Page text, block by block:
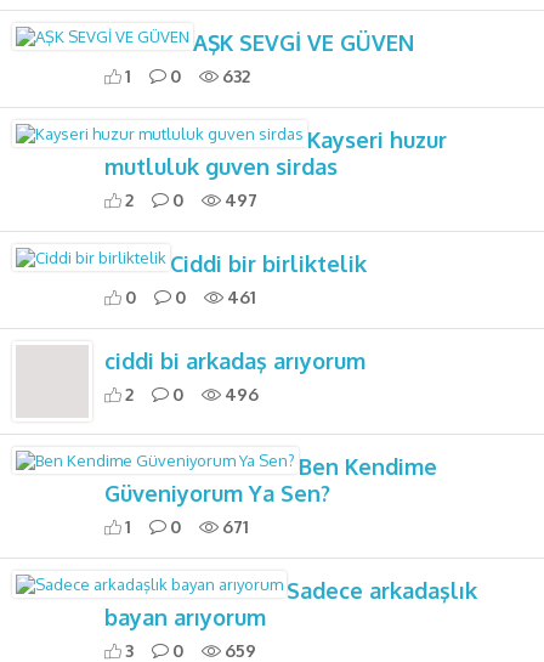
AŞK SEVGİ VE GÜVEN
1 0 632
Kayseri huzur
mutluluk guven sirdas
2 0 497
Ciddi bir birliktelik
0 0 461
ciddi bi arkadaş arıyorum
2 0 496
Ben Kendime
Güveniyorum Ya Sen?
1 0 671
Sadece arkadaşlık
bayan arıyorum
3 0 659